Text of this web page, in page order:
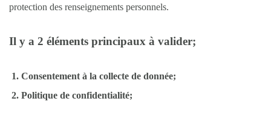
protection des renseignements personnels.
Il y a 2 éléments principaux à valider;
Consentement à la collecte de donnée;
Politique de confidentialité;